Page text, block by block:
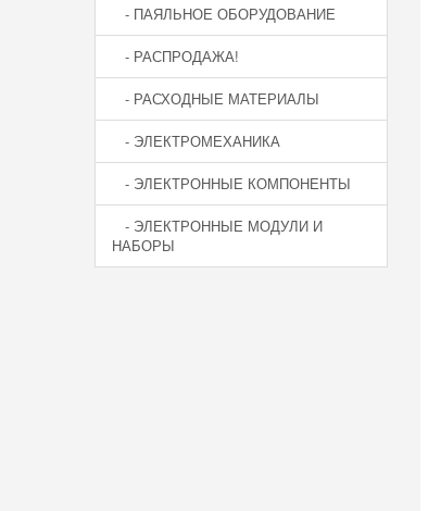
- ПАЯЛЬНОЕ ОБОРУДОВАНИЕ
- РАСПРОДАЖА!
- РАСХОДНЫЕ МАТЕРИАЛЫ
- ЭЛЕКТРОМЕХАНИКА
- ЭЛЕКТРОННЫЕ КОМПОНЕНТЫ
- ЭЛЕКТРОННЫЕ МОДУЛИ И
НАБОРЫ